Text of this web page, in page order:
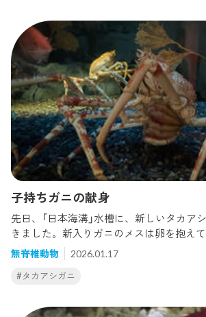
光に集まる習性があります。 発見した時もアクリルに向かっ
てたくさんの幼生が泳いでいました。貴
に育てるために、バックヤードに飼育設備
ました。タカアシガニの幼生はゾエア幼生
そして稚ガニへと変態し成長します。まず
なれるよう大切にお世話したいと思いま
子持ちガニの献身
先日、「日本海溝」水槽に、新しいタカア
きました。新入りガニのメスは卵を抱えて
です。メスは産卵した後、腹部（ふんどし
す）の内側で卵が孵化するまで大事に守り
いて卵に新鮮な海水を送り込んだり、ハ
送り込まれた海水でふわふわなびく卵た
無脊椎動物 2026.01.17
#タカアシガニ